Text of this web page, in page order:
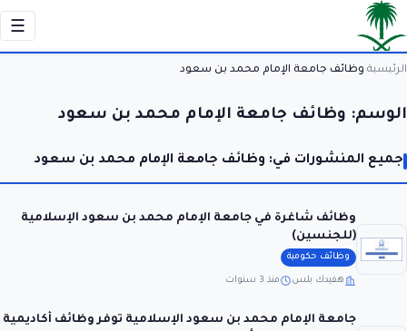
☰
الرئيسية وظائف جامعة الإمام محمد بن سعود
الوسم: وظائف جامعة الإمام محمد بن سعود
جميع المنشورات في: وظائف جامعة الإمام محمد بن سعود
وظائف شاغرة في جامعة الإمام محمد بن سعود الإسلامية
(للجنسين)
وظائف حكومية
هفيدك بلس منذ 3 سنوات
جامعة الإمام محمد بن سعود الإسلامية توفر وظائف أكاديمية